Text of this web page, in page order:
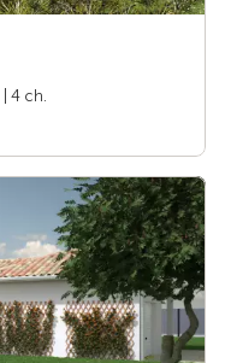
| 4 ch.